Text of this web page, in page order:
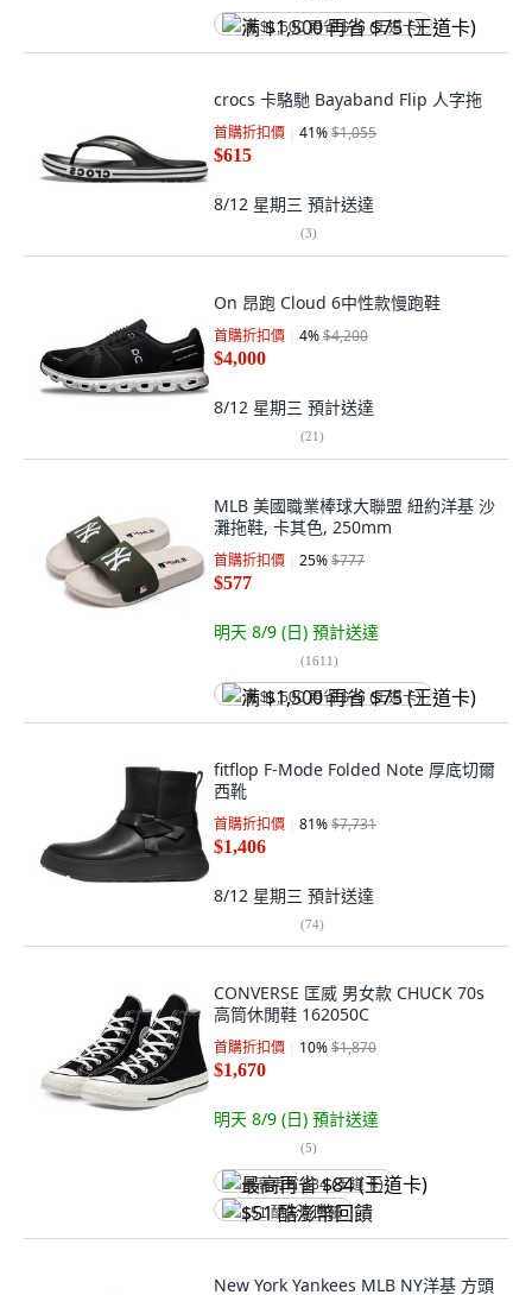
满 $1,500 再省 $75 (王道卡)
crocs 卡駱馳 Bayaband Flip 人字拖
首購折扣價 41%$1,055
$615
8/12 星期三 預計送達
(3)
On 昂跑 Cloud 6中性款慢跑鞋
首購折扣價 4%$4,200
$4,000
8/12 星期三 預計送達
(21)
MLB 美國職業棒球大聯盟 紐約洋基 沙
灘拖鞋, 卡其色, 250mm
首購折扣價 25%$777
$577
明天 8/9 (日) 預計送達
(1611)
满 $1,500 再省 $75 (王道卡)
fitflop F-Mode Folded Note 厚底切爾
西靴
首購折扣價 81%$7,731
$1,406
8/12 星期三 預計送達
(74)
CONVERSE 匡威 男女款 CHUCK 70s
高筒休閒鞋 162050C
首購折扣價 10%$1,870
$1,670
明天 8/9 (日) 預計送達
(5)
最高再省 $84 (王道卡)
$51 酷澎幣回饋
New York Yankees MLB NY洋基 方頭